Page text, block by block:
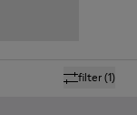
filter(1)